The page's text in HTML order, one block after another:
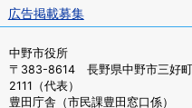
広告掲載募集
中野市役所
〒383-8614 長野県中野市三好
2111（代表）
豊田庁舎（市民課豊田窓口係）